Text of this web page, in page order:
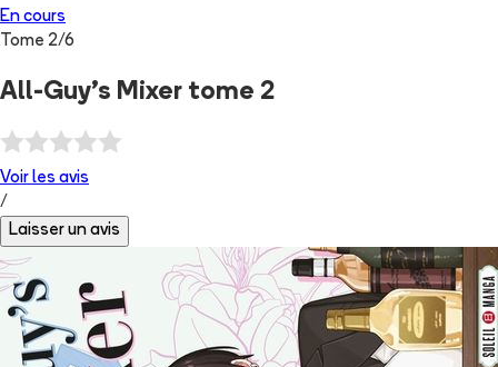
En cours
Tome 2/6
All-Guy's Mixer tome 2
Voir les avis
/
Laisser un avis